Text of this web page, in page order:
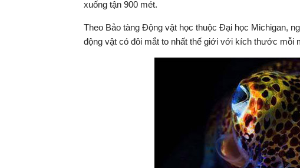
xuống tận 900 mét.
Theo Bảo tàng Động vật học thuộc Đại học Michigan,
động vật có đôi mắt to nhất thế giới với kích thước mỗi